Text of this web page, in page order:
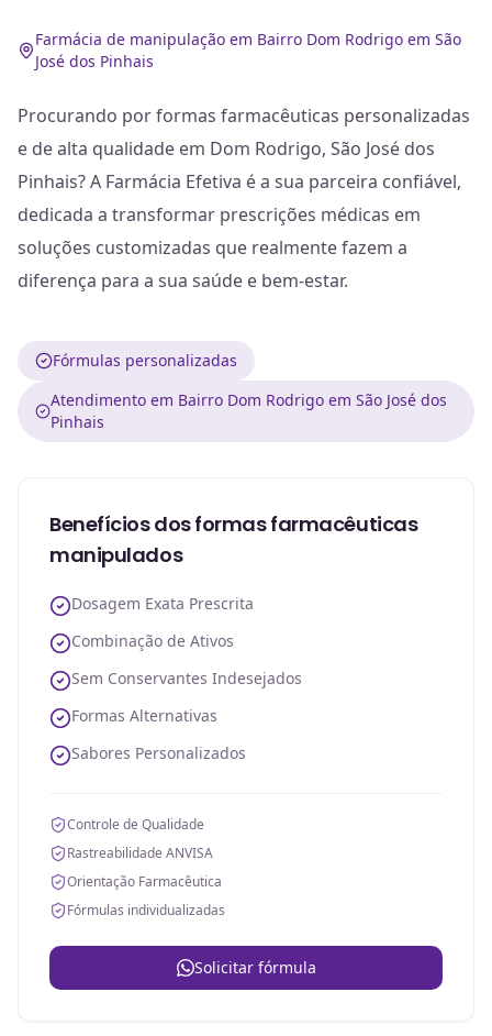
Farmácia de manipulação em Bairro Dom Rodrigo em São
José dos Pinhais
Procurando por formas farmacêuticas personalizadas
e de alta qualidade em Dom Rodrigo, São José dos
Pinhais? A Farmácia Efetiva é a sua parceira confiável,
dedicada a transformar prescrições médicas em
soluções customizadas que realmente fazem a
diferença para a sua saúde e bem-estar.
Fórmulas personalizadas
Atendimento em Bairro Dom Rodrigo em São José dos
Pinhais
Benefícios dos formas farmacêuticas
manipulados
Dosagem Exata Prescrita
Combinação de Ativos
Sem Conservantes Indesejados
Formas Alternativas
Sabores Personalizados
Controle de Qualidade
Rastreabilidade ANVISA
Orientação Farmacêutica
Fórmulas individualizadas
Solicitar fórmula